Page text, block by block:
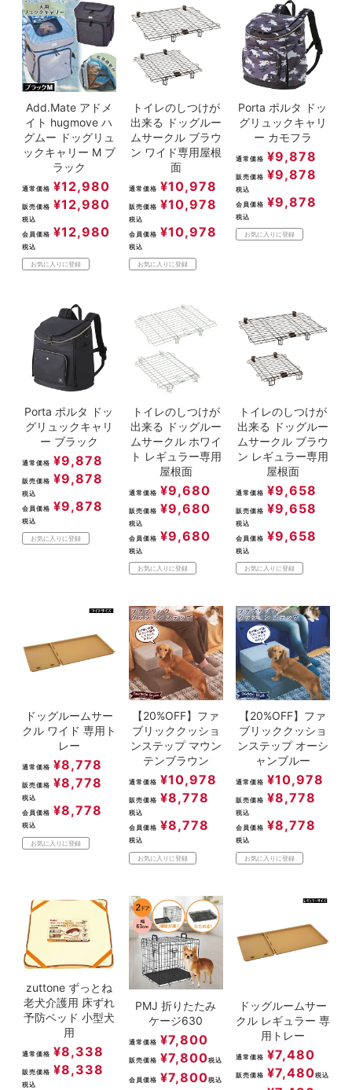
Add.Mate アドメ
イト hugmove ハ
グムー ドッグリュ
ックキャリー M ブ
ラック
通常価格 ¥12,980
販売価格 ¥12,980
税込
会員価格 ¥12,980
税込
お気に入りに登録
トイレのしつけが
出来る ドッグルー
ムサークル ブラウ
ン ワイド専用屋根
面
通常価格 ¥10,978
販売価格 ¥10,978
税込
会員価格 ¥10,978
税込
お気に入りに登録
Porta ポルタ ドッ
グリュックキャリ
ー カモフラ
通常価格 ¥9,878
販売価格 ¥9,878
税込
会員価格 ¥9,878
税込
お気に入りに登録
Porta ポルタ ドッ
グリュックキャリ
ー ブラック
通常価格 ¥9,878
販売価格 ¥9,878
税込
会員価格 ¥9,878
税込
お気に入りに登録
トイレのしつけが
出来る ドッグルー
ムサークル ホワイ
ト レギュラー専用
屋根面
通常価格 ¥9,680
販売価格 ¥9,680
税込
会員価格 ¥9,680
税込
お気に入りに登録
トイレのしつけが
出来る ドッグルー
ムサークル ブラウ
ン レギュラー専用
屋根面
通常価格 ¥9,658
販売価格 ¥9,658
税込
会員価格 ¥9,658
税込
お気に入りに登録
ドッグルームサー
クル ワイド 専用ト
レー
通常価格 ¥8,778
販売価格 ¥8,778
税込
会員価格 ¥8,778
税込
お気に入りに登録
【20%OFF】ファ
ブリッククッショ
ンステップ マウン
テンブラウン
通常価格 ¥10,978
販売価格 ¥8,778
税込
会員価格 ¥8,778
税込
お気に入りに登録
【20%OFF】ファ
ブリッククッショ
ンステップ オーシ
ャンブルー
通常価格 ¥10,978
販売価格 ¥8,778
税込
会員価格 ¥8,778
税込
お気に入りに登録
zuttone ずっとね
老犬介護用 床ずれ
予防ベッド 小型犬
用
通常価格 ¥8,338
販売価格 ¥8,338
税込
PMJ 折りたたみ
ケージ630
通常価格 ¥7,800
販売価格 ¥7,800税込
会員価格 ¥7,800税込
ドッグルームサー
クル レギュラー 専
用トレー
通常価格 ¥7,480
販売価格 ¥7,480税込